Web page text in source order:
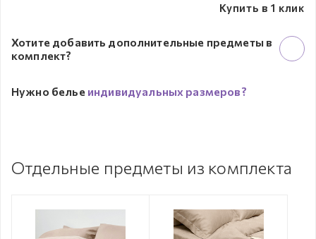
Купить в 1 клик
Хотите добавить дополнительные предметы в
комплект?
Нужно белье индивидуальных размеров?
Отдельные предметы из комплекта